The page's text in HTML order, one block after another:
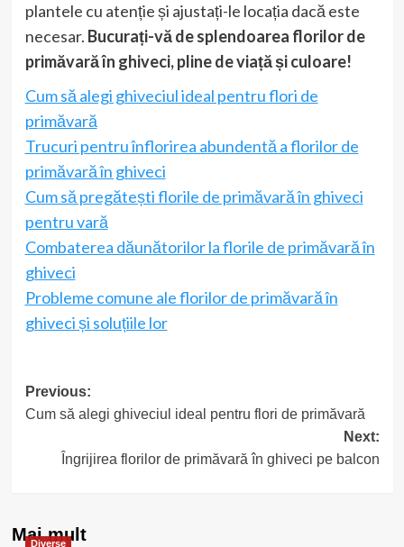
plantele cu atenție și ajustați-le locația dacă este
necesar. Bucurați-vă de splendoarea florilor de
primăvară în ghiveci, pline de viață și culoare!
Cum să alegi ghiveciul ideal pentru flori de
primăvară
Trucuri pentru înflorirea abundentă a florilor de
primăvară în ghiveci
Cum să pregătești florile de primăvară în ghiveci
pentru vară
Combaterea dăunătorilor la florile de primăvară în
ghiveci
Probleme comune ale florilor de primăvară în
ghiveci și soluțiile lor
Post
navigation
Previous:
Cum să alegi ghiveciul ideal pentru flori de primăvară
Next:
Îngrijirea florilor de primăvară în ghiveci pe balcon
Mai mult
Diverse